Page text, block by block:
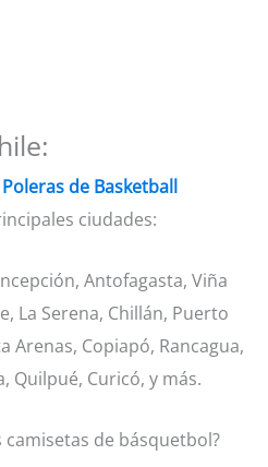
Poleras de Basketball
ciudades:
Antofagasta, Viña
La Serena, Chillán, Puerto
Arenas, Copiapó, Rancagua,
Quilpué, Curicó, y más.
de básquetbol?